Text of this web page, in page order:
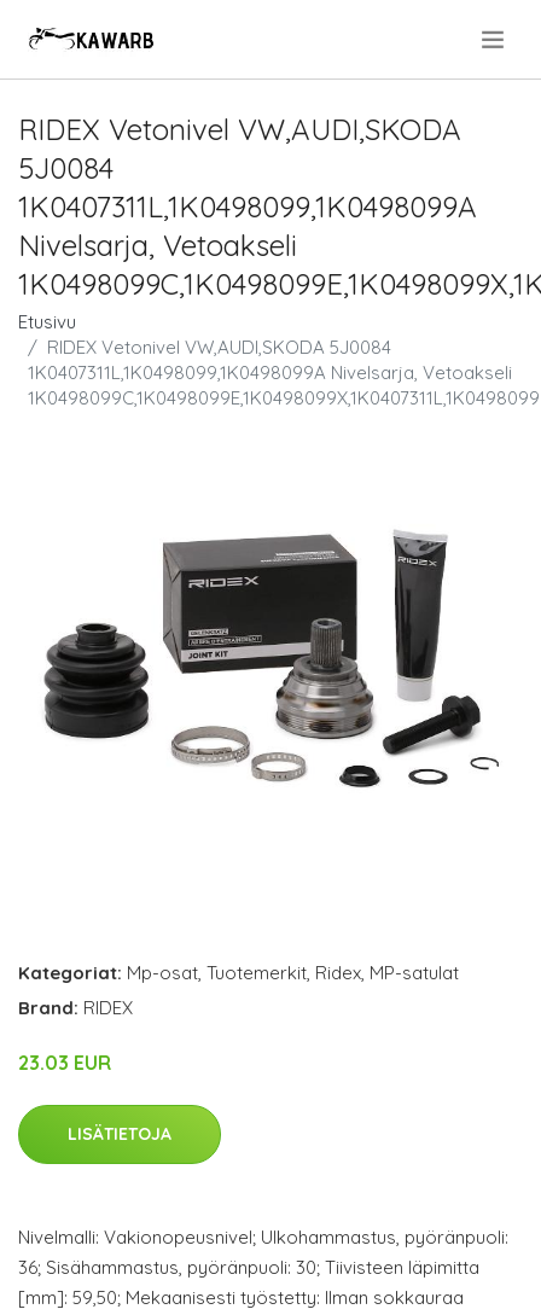
RIDEX Vetonivel VW,AUDI,SKODA
5J0084
1K0407311L,1K0498099,1K0498099A
Nivelsarja, Vetoakseli
Etusivu
RIDEX Vetonivel VW,AUDI,SKODA 5J0084
1K0407311L,1K0498099,1K0498099A Nivelsarja, Vetoakseli
1K0498099C,1K0498099E,1K0498099X,1K0407311L,1K0498099
Kategoriat: Mp-osat, Tuotemerkit, Ridex, MP-satulat
Brand: RIDEX
23.03 EUR
LISÄTIETOJA
Nivelmalli: Vakionopeusnivel; Ulkohammastus, pyöränpuoli:
36; Sisähammastus, pyöränpuoli: 30; Tiivisteen läpimitta
[mm]: 59,50; Mekaanisesti työstetty: Ilman sokkauraa